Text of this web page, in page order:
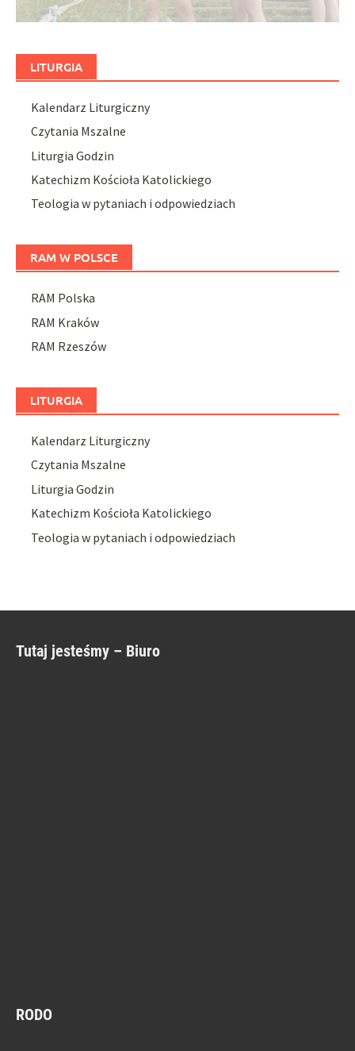
LITURGIA
Kalendarz Liturgiczny
Czytania Mszalne
Liturgia Godzin
Katechizm Kościoła Katolickiego
Teologia w pytaniach i odpowiedziach
RAM W POLSCE
RAM Polska
RAM Kraków
RAM Rzeszów
LITURGIA
Kalendarz Liturgiczny
Czytania Mszalne
Liturgia Godzin
Katechizm Kościoła Katolickiego
Teologia w pytaniach i odpowiedziach
Tutaj jesteśmy – Biuro
RODO